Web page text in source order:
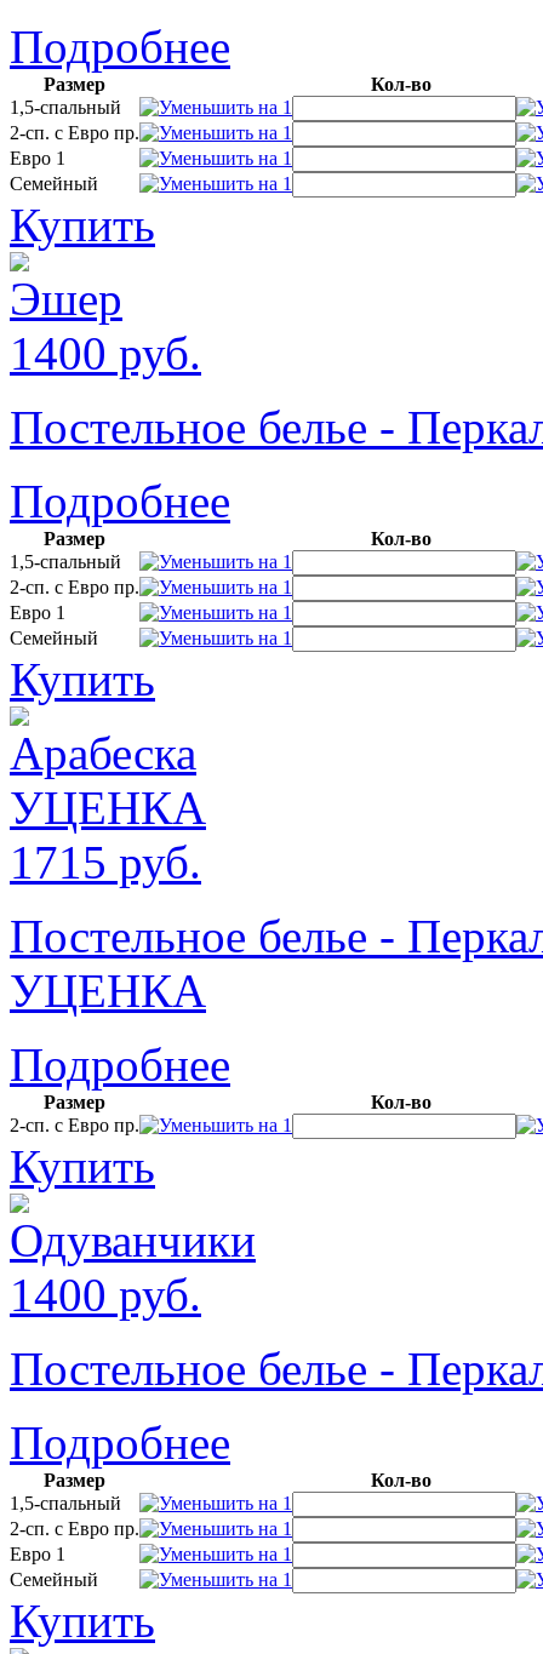
Подробнее
Размер
Кол-во
1,5-спальный
2-сп. с Евро пр.
Евро 1
Семейный
Купить
1400 руб.
Постельное белье -
Подробнее
Размер
Кол-во
1,5-спальный
2-сп. с Евро пр.
Евро 1
Семейный
Купить
1715 руб.
Постельное белье -
УЦЕНКА
Подробнее
Размер
Кол-во
2-сп. с Евро пр.
Купить
1400 руб.
Постельное белье -
Подробнее
Размер
Кол-во
1,5-спальный
2-сп. с Евро пр.
Евро 1
Семейный
Купить